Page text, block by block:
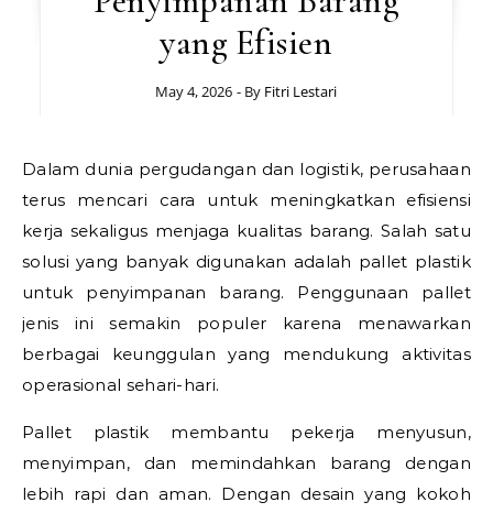
yang Efisien
May 4, 2026 - By Fitri Lestari
Dalam dunia pergudangan dan logistik, perusahaan
terus mencari cara untuk meningkatkan efisiensi
kerja sekaligus menjaga kualitas barang. Salah satu
solusi yang banyak digunakan adalah pallet plastik
untuk penyimpanan barang. Penggunaan pallet
jenis ini semakin populer karena menawarkan
berbagai keunggulan yang mendukung aktivitas
operasional sehari-hari.
Pallet plastik membantu pekerja menyusun,
menyimpan, dan memindahkan barang dengan
lebih rapi dan aman. Dengan desain yang kokoh